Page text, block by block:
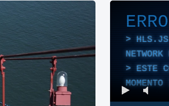
Player de
ERRO
NETWORK
ESTE